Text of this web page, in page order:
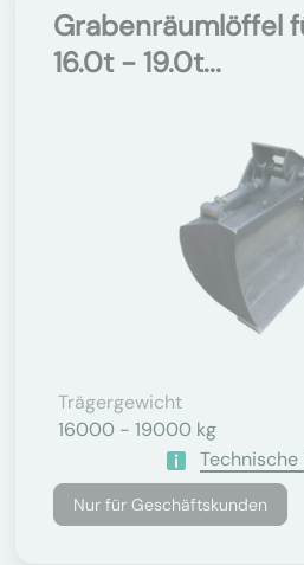
Grabenräumlöffel
16.0t - 19.0t...
Trägergewicht
16000 - 19000 kg
Technische
Nur für Geschäftskunden